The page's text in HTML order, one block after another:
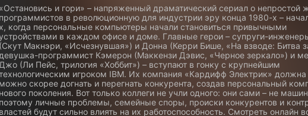
«Остановись и гори» – напряженный драматический сериал о непростой
программистов в революционную для индустрии эру конца 1980-х –
х, когда персональные компьютеры начали становиться привычными
в каждом офисе и доме. Главные герои – супруги-
(Скут Макнэри, «Исчезнувшая») и Донна (Керри Бише, «На взводе: Битва
девушка-программист Кэмерон (Маккензи Дэвис, «Черное зеркало») и
Джо (Ли Пейс, трилогия «Хоббит») – вступают в гонку с крупнейшим
игроком IBM. Их компания «Кардифф Электрик» должна
можно скорее догнать и перегнать конкурента, создав персональный
нового поколения. Вот только коллеги не учли одного: они сами – не
поэтому личные проблемы, семейные споры, происки конкурентов и
властей будут сильно влиять на их работоспособность. Смотреть онлайн